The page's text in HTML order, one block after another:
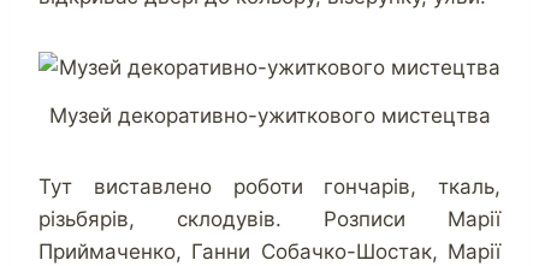
Музей декоративно-ужиткового мистецтва
Тут виставлено роботи гончарів, ткаль,
різьбярів, склодувів. Розписи Марії
Приймаченко, Ганни Собачко-Шостак, Марії